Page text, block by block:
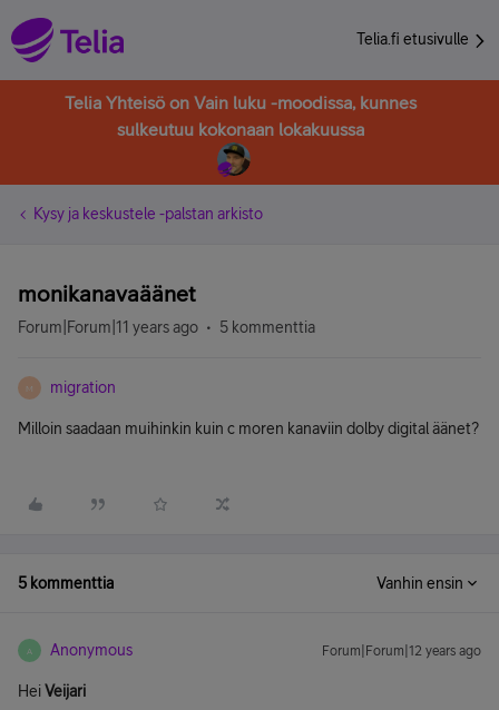
Telia.fi etusivulle
Telia Yhteisö on Vain luku -moodissa, kunnes
sulkeutuu kokonaan lokakuussa
Kysy ja keskustele -palstan arkisto
monikanavaäänet
Forum|Forum|11 years ago 5 kommenttia
M migration
Milloin saadaan muihinkin kuin c moren kanaviin dolby digital äänet?
5 kommenttia Vanhin ensin
A Anonymous Forum|Forum|12 years ago
HeiVeijari